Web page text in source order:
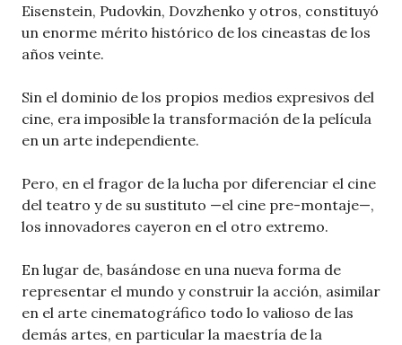
Eisenstein, Pudovkin, Dovzhenko y otros, constituyó
un enorme mérito histórico de los cineastas de los
años veinte.
Sin el dominio de los propios medios expresivos del
cine, era imposible la transformación de la película
en un arte independiente.
Pero, en el fragor de la lucha por diferenciar el cine
del teatro y de su sustituto —el cine pre-montaje—,
los innovadores cayeron en el otro extremo.
En lugar de, basándose en una nueva forma de
representar el mundo y construir la acción, asimilar
en el arte cinematográfico todo lo valioso de las
demás artes, en particular la maestría de la